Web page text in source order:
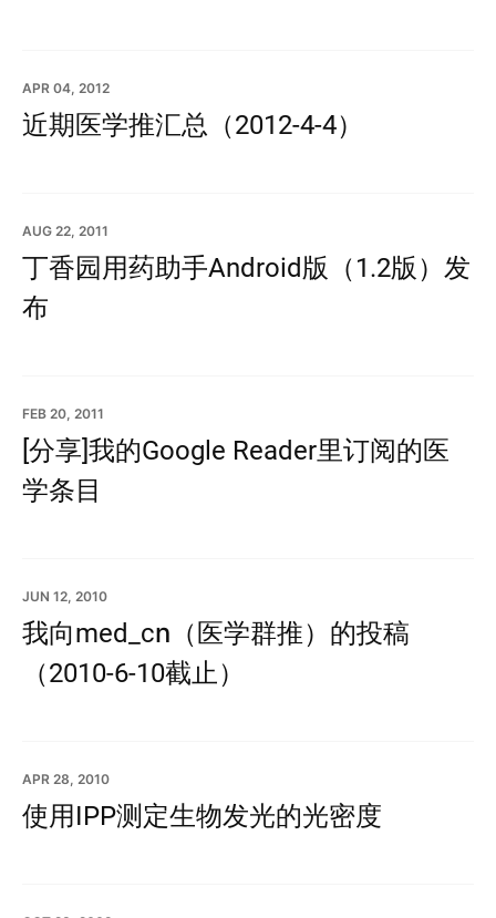
APR 04, 2012
近期医学推汇总（2012-4-4）
AUG 22, 2011
丁香园用药助手Android版（1.2版）发
布
FEB 20, 2011
[分享]我的Google Reader里订阅的医
学条目
JUN 12, 2010
我向med_cn（医学群推）的投稿
（2010-6-10截止）
APR 28, 2010
使用IPP测定生物发光的光密度